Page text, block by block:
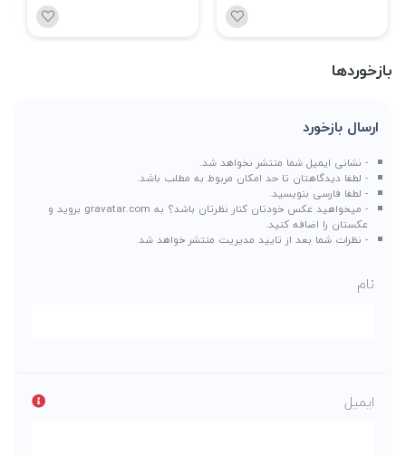
بازخوردها
ارسال بازخورد
- نشانی ایمیل شما منتشر نخواهد شد.
- لطفا دیدگاهتان تا حد امکان مربوط به مطلب باشد.
- لطفا فارسی بنویسید.
- میخواهید عکس خودتان کنار نظرتان باشد؟ به gravatar.com بروید و
عکستان را اضافه کنید.
- نظرات شما بعد از تایید مدیریت منتشر خواهد شد
نام
ایمیل